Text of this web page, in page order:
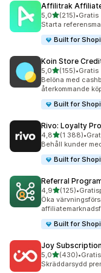
Affilitrak
5,0av 5 stjärnor
(215)
215 recensioner
•Gratis
Starta
Built for
Koin Store
5,0av 5 stjärnor
(155)
155 recensioner
•Gratis
Belöna med
återkommande
Built for
Rivo: Loyalty
4,8av 5 stjärnor
(1 388)
1388 recensioner
•
Behåll kunder
Built for
Referral
4,9av 5 stjärnor
(125)
125 recensioner
•
Öka
Built for
Joy
5,0av 5 stjärnor
(430)
430 recensioner
•
Skräddarsydd